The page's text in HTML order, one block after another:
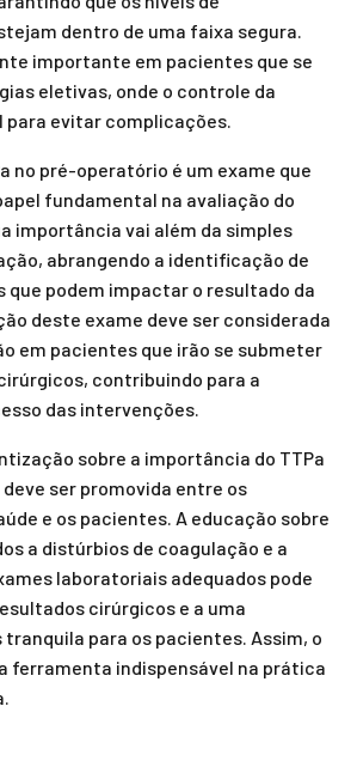
dentro de uma faixa segura.
importante em pacientes que se
eletivas, onde o controle da
para evitar complicações.
no pré-operatório é um exame que
fundamental na avaliação do
importância vai além da simples
abrangendo a identificação de
que podem impactar o resultado da
deste exame deve ser considerada
em pacientes que irão se submeter
contribuindo para a
das intervenções.
sobre a importância do TTPa
ser promovida entre os
e os pacientes. A educação sobre
a distúrbios de coagulação e a
laboratoriais adequados pode
cirúrgicos e a uma
para os pacientes. Assim, o
ferramenta indispensável na prática